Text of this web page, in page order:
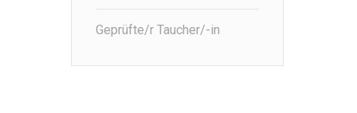
Geprüfte/r Taucher/-in